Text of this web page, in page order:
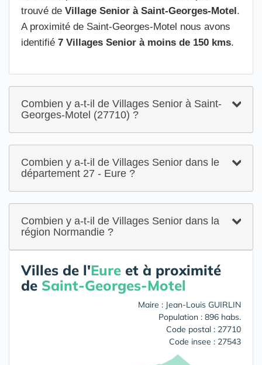
trouvé de Village Senior à Saint-Georges-Motel.
A proximité de Saint-Georges-Motel nous avons
identifié 7 Villages Senior à moins de 150 kms.
Combien y a-t-il de Villages Senior à Saint-
Georges-Motel (27710) ?
Combien y a-t-il de Villages Senior dans le
département 27 - Eure ?
Combien y a-t-il de Villages Senior dans la
région Normandie ?
Villes de l'Eure et à proximité
de Saint-Georges-Motel
Maire : Jean-Louis GUIRLIN
Population : 896 habs.
Code postal : 27710
Code insee : 27543